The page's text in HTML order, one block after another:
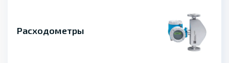
Расходометры